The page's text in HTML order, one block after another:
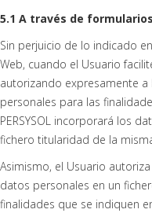
5.1 A través de formularios
Sin perjuicio de lo indicado
Web, cuando el Usuario
autorizando expresamente a
personales para las
PERSYSOL incorporará los
fichero titularidad de la
Asimismo, el Usuario
datos personales en un
finalidades que se indiquen